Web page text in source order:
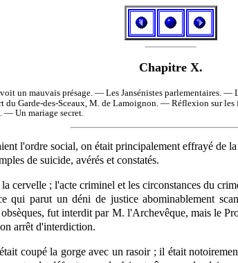
Chapitre X.
un mauvais présage. — Les Jansénistes parlementaires.
Garde-des-Sceaux, M. de Lamoignon. — Réflexion sur
— Un mariage secret.
l'ordre social, on était principalement effrayé de
de suicide, avérés et constatés.
cervelle ; l'acte criminel et les circonstances du
qui parut un déni de justice abominablement
fut interdit par M. l'Archevêque, mais le
arrêt d'interdiction.
coupé la gorge avec un rasoir ; il était